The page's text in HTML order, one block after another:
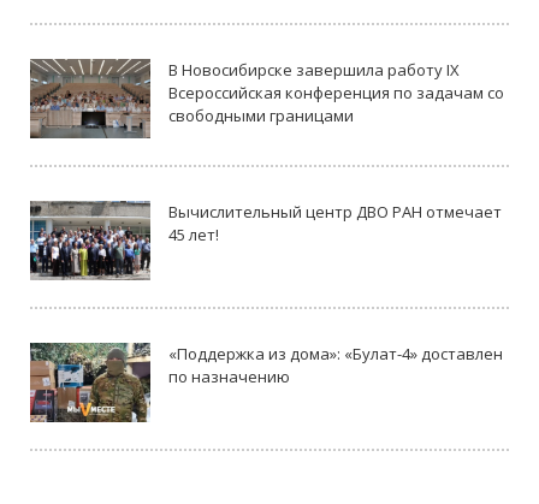
В Новосибирске завершила работу IX
Всероссийская конференция по задачам со
свободными границами
Вычислительный центр ДВО РАН отмечает
45 лет!
«Поддержка из дома»: «Булат-4» доставлен
по назначению